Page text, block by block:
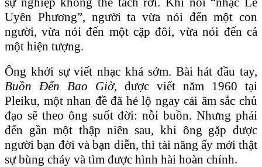
Uyên Phương”, người ta vừa nói đến một con
người, vừa nói đến một cặp đôi, vừa nói đến cả
một hiện tượng.
Ông khởi sự viết nhạc khá sớm. Bài hát đầu tay,
Buồn Đến Bao Giờ, được viết năm 1960 tại
Pleiku, một nhan đề đã hé lộ ngay cái âm sắc chủ
đạo sẽ theo ông suốt đời: nỗi buồn. Nhưng phải
đến gần một thập niên sau, khi ông gặp được
người bạn đời và bạn diễn, thì tài năng ấy mới thật
sự bùng cháy và tìm được hình hài hoàn chỉnh.